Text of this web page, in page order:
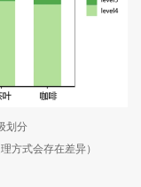
划分
方式会存在差异）